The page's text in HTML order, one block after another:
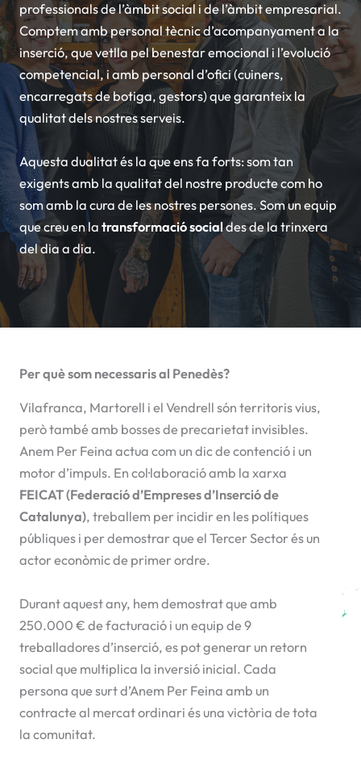
professionals de l’àmbit social i de l’àmbit empresarial.
Comptem amb personal tècnic d’acompanyament a la
inserció, que vetlla pel benestar emocional i l’evolució
competencial, i amb personal d’ofici (cuiners,
encarregats de botiga, gestors) que garanteix la
qualitat dels nostres serveis.
Aquesta dualitat és la que ens fa forts: som tan
exigents amb la qualitat del nostre producte com ho
som amb la cura de les nostres persones. Som un equip
que creu en la transformació socialdes de la trinxera
del dia a dia.
Per què som necessaris al Penedès?
Vilafranca, Martorell i el Vendrell són territoris vius,
però també amb bosses de precarietat invisibles.
Anem Per Feina actua com un dic de contenció i un
motor d’impuls. En col·laboració amb la xarxa
FEICAT (Federació d’Empreses d’Inserció de
Catalunya), treballem per incidir en les polítiques
públiques i per demostrar que el Tercer Sector és un
actor econòmic de primer ordre.
Durant aquest any, hem demostrat que amb
250.000 € de facturació i un equip de 9
treballadores d’inserció, es pot generar un retorn
social que multiplica la inversió inicial. Cada
persona que surt d’Anem Per Feina amb un
contracte al mercat ordinari és una victòria de tota
la comunitat.